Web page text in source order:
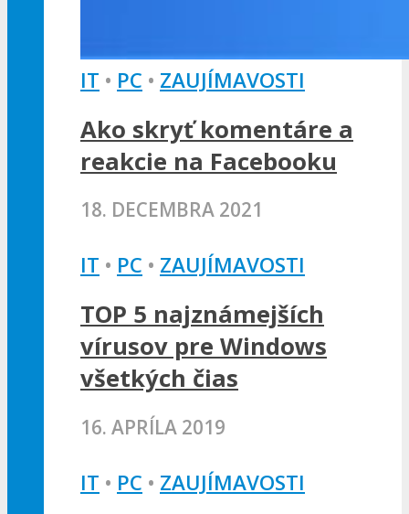
IT • PC • ZAUJÍMAVOSTI
Ako skryť komentáre a
reakcie na Facebooku
18. DECEMBRA 2021
IT • PC • ZAUJÍMAVOSTI
TOP 5 najznámejších
vírusov pre Windows
všetkých čias
16. APRÍLA 2019
IT • PC • ZAUJÍMAVOSTI